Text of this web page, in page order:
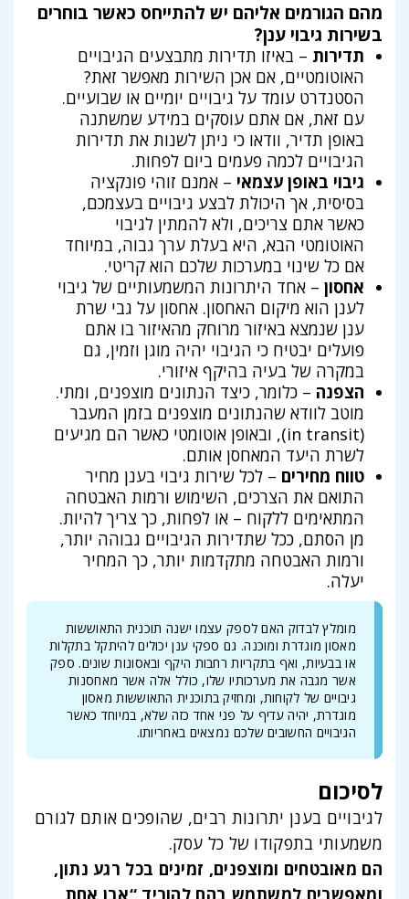
מהם הגורמים אליהם יש להתייחס כאשר בוחרים
בשירות גיבוי ענן?
תדירות – באיזו תדירות מתבצעים הגיבויים
האוטומטיים, אם אכן השירות מאפשר זאת?
הסטנדרט עומד על גיבויים יומיים או שבועיים.
עם זאת, אם אתם עוסקים במידע שמשתנה
באופן תדיר, וודאו כי ניתן לשנות את תדירות
הגיבויים לכמה פעמים ביום לפחות.
גיבוי באופן עצמאי – אמנם זוהי פונקציה
בסיסית, אך היכולת לבצע גיבויים בעצמכם,
כאשר אתם צריכים, ולא להמתין לגיבוי
האוטומטי הבא, היא בעלת ערך גבוה, במיוחד
אם כל שינוי במערכות שלכם הוא קריטי.
אחסון – אחד היתרונות המשמעותיים של גיבוי
לענן הוא מיקום האחסון. אחסון על גבי שרת
ענן שנמצא באיזור מרוחק מהאיזור בו אתם
פועלים יבטיח כי הגיבוי יהיה מוגן וזמין, גם
במקרה של בעיה בהיקף איזורי.
הצפנה – כלומר, כיצד הנתונים מוצפנים, ומתי.
מוטב לוודא שהנתונים מוצפנים בזמן המעבר
(in transit), ובאופן אוטומטי כאשר הם מגיעים
לשרת היעד המאחסן אותם.
טווח מחירים – לכל שירות גיבוי בענן מחיר
התואם את הצרכים, השימוש ורמות האבטחה
המתאימים ללקוח – או לפחות, כך צריך להיות.
מן הסתם, ככל שתדירות הגיבויים גבוהה יותר,
ורמות האבטחה מתקדמות יותר, כך המחיר
יעלה.
מומלץ לבדוק האם לספק עצמו ישנה תוכנית התאוששות
מאסון מוגדרת ומוכנה. גם ספקי ענן יכולים להיתקל בתקלות
או בבעיות, ואף בתקריות רחבות היקף ובאסונות שונים. ספק
אשר מגבה את מערכותיו שלו, כולל אלה אשר מאחסנות
גיבויים של לקוחות, ומחזיק בתוכנית התאוששות מאסון
מוגדרת, יהיה עדיף על פני אחד כזה שלא, במיוחד כאשר
הגיבויים החשובים שלכם נמצאים באחריותו.
לסיכום
לגיבויים בענן יתרונות רבים, שהופכים אותם לגורם
משמעותי בתפקודו של כל עסק.
הם מאובטחים ומוצפנים, זמינים בכל רגע נתון,